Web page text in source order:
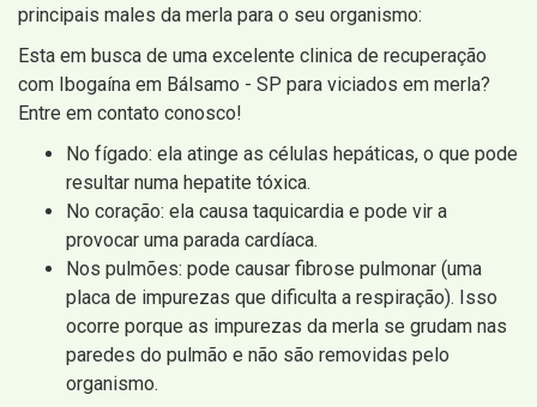
principais males da merla para o seu organismo:
Esta em busca de uma excelente clinica de recuperação
com Ibogaína em Bálsamo - SP para viciados em merla?
Entre em contato conosco!
No fígado: ela atinge as células hepáticas, o que pode
resultar numa hepatite tóxica.
No coração: ela causa taquicardia e pode vir a
provocar uma parada cardíaca.
Nos pulmões: pode causar fibrose pulmonar (uma
placa de impurezas que dificulta a respiração). Isso
ocorre porque as impurezas da merla se grudam nas
paredes do pulmão e não são removidas pelo
organismo.